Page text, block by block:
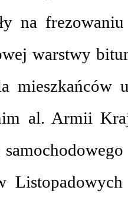
na
warstwy
mieszkańców
al. Armii